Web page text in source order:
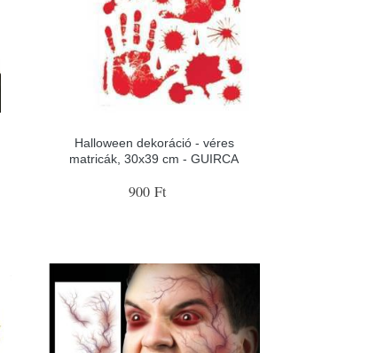
Halloween dekoráció - véres
matricák, 30x39 cm - GUIRCA
900 Ft